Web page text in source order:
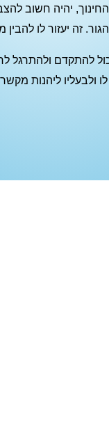
יהיה חשוב
זה יעזור לו להבין
להתקדם ולהתרגל
ולבעליו ליהנות